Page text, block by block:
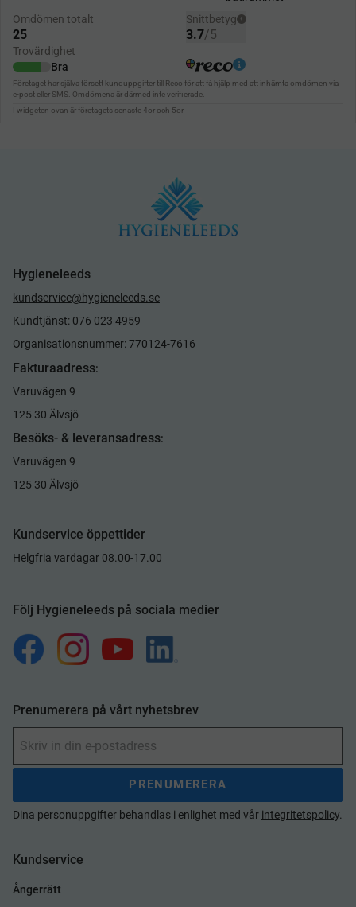
Hygieneleeds
kundservice@hygieneleeds.se
Kundtjänst: 076 023 4959
Organisationsnummer: 770124-7616
Fakturaadress:
Varuvägen 9
125 30 Älvsjö
Besöks- & leveransadress:
Varuvägen 9
125 30 Älvsjö
Kundservice öppettider
Helgfria vardagar 08.00-17.00
Följ Hygieneleeds på sociala medier
Prenumerera på vårt nyhetsbrev
PRENUMERERA
Dina personuppgifter behandlas i enlighet med vår integritetspolicy.
Kundservice
Ångerrätt